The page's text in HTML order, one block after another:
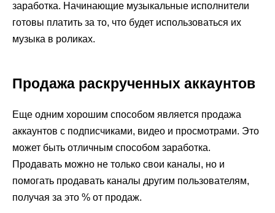
заработка. Начинающие музыкальные исполнители
готовы платить за то, что будет использоваться их
музыка в роликах.
Продажа раскрученных аккаунтов
Еще одним хорошим способом является продажа
аккаунтов с подписчиками, видео и просмотрами. Это
может быть отличным способом заработка.
Продавать можно не только свои каналы, но и
помогать продавать каналы другим пользователям,
получая за это % от продаж.